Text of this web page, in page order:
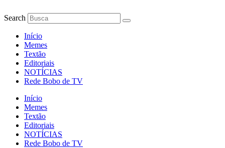
para
conteúdo
Search
Início
Memes
Textão
Editoriais
NOTÍCIAS
Rede Bobo de TV
Início
Memes
Textão
Editoriais
NOTÍCIAS
Rede Bobo de TV